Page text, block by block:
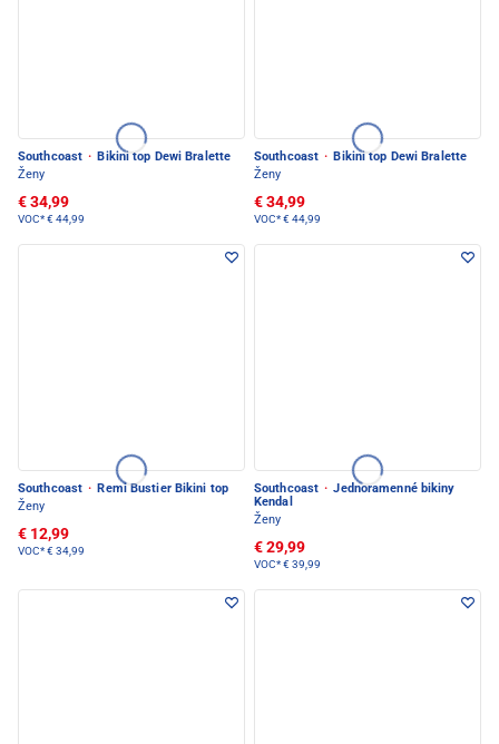
Southcoast · Bikini top Dewi Bralette
Ženy
€ 34,99
VOC*€ 44,99
Southcoast · Bikini top Dewi Bralette
Ženy
€ 34,99
VOC*€ 44,99
Southcoast · Remi Bustier Bikini top
Ženy
€ 12,99
VOC*€ 34,99
Southcoast · Jednoramenné bikiny
Kendal
Ženy
€ 29,99
VOC*€ 39,99